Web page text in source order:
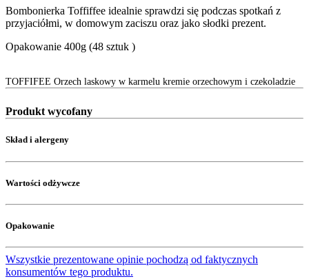
Bombonierka Toffiffee idealnie sprawdzi się podczas spotkań z
przyjaciółmi, w domowym zaciszu oraz jako słodki prezent.
Opakowanie 400g (48 sztuk )
TOFFIFEE Orzech laskowy w karmelu kremie orzechowym i czekoladzie
Produkt wycofany
Skład i alergeny
Wartości odżywcze
Opakowanie
Wszystkie prezentowane opinie pochodzą od faktycznych
konsumentów tego produktu.